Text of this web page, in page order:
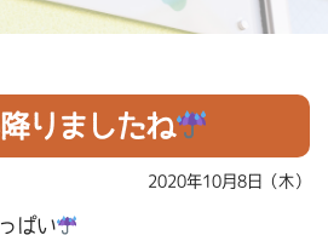
りましたね
2020年10月8日（木）
ぱい